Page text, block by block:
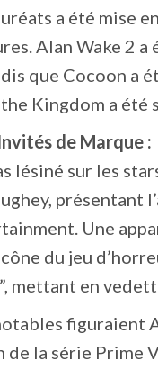
a été mise
Alan Wake 2
que Cocoon a
Kingdom a
de Marque :
lésiné sur les
présentant
Une
du jeu
mettant en
figuraient
la série Prime